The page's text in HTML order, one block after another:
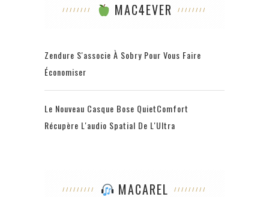
MAC4EVER
Zendure S'associe À Sobry Pour Vous Faire
Économiser
Le Nouveau Casque Bose QuietComfort
Récupère L'audio Spatial De L'Ultra
MACAREL